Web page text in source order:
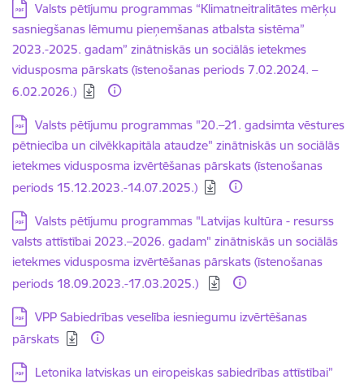
Lejupielādēt:
Valsts pētījumu programmas “Klimatneitralitātes mērķu
sasniegšanas lēmumu pieņemšanas atbalsta sistēma”
2023.-2025. gadam” zinātniskās un sociālās ietekmes
vidusposma pārskats (īstenošanas periods 7.02.2024. –
6.02.2026.)
Lejupielādēt:
Valsts pētījumu programmas "20.–21. gadsimta vēstures
pētniecība un cilvēkkapitāla ataudze" zinātniskās un sociālās
ietekmes vidusposma izvērtēšanas pārskats (īstenošanas
periods 15.12.2023.-14.07.2025.)
Lejupielādēt:
Valsts pētījumu programmas "Latvijas kultūra - resurss
valsts attīstībai 2023.–2026. gadam" zinātniskās un sociālās
ietekmes vidusposma izvērtēšanas pārskats (īstenošanas
periods 18.09.2023.-17.03.2025.)
Lejupielādēt:
VPP Sabiedrības veselība iesniegumu izvērtēšanas
pārskats
Lejupielādēt:
Letonika latviskas un eiropeiskas sabiedrības attīstībai”